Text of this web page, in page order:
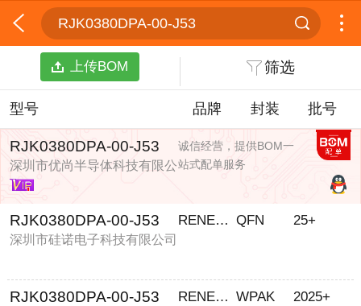
RJK0380DPA-00-J53
上传BOM 筛选
型号 品牌 封装 批号
RJK0380DPA-00-J53
深圳市优尚半导体科技有限公
司
诚信经营，提供BOM一
站式配单服务
RJK0380DPA-00-J53
深圳市硅诺电子科技有限公司
RENESAS QFN 25+
RJK0380DPA-00-J53 RENESAS WPAK 2025+